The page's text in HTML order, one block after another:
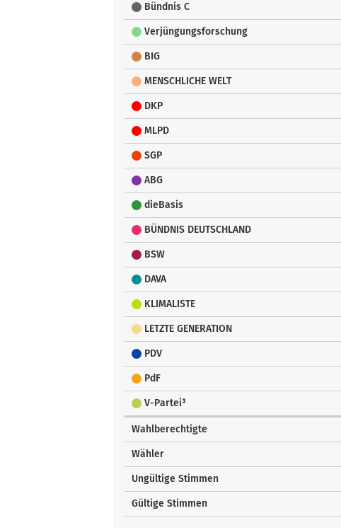
Bündnis C
Verjüngungsforschung
BIG
MENSCHLICHE WELT
DKP
MLPD
SGP
ABG
dieBasis
BÜNDNIS DEUTSCHLAND
BSW
DAVA
KLIMALISTE
LETZTE GENERATION
PDV
PdF
V-Partei³
Wahlberechtigte
Wähler
Ungültige Stimmen
Gültige Stimmen